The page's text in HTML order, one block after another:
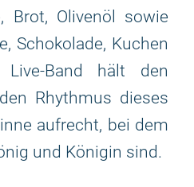
Brot, Olivenöl sowie
Schokolade, Kuchen
Band hält den
Rhythmus dieses
aufrecht, bei dem
und Königin sind.